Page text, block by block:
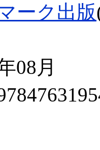
ーク出版
08月